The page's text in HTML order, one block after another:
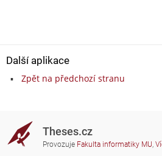
Další aplikace
Zpět na předchozí stranu
Theses.cz
Provozuje Fakulta informatiky MU,